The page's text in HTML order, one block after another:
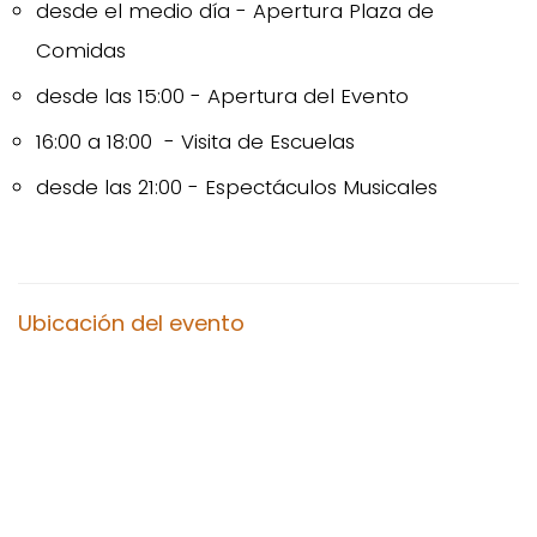
desde el medio día - Apertura Plaza de
Comidas
desde las 15:00 - Apertura del Evento ​
16:00 a 18:00 - Visita de Escuelas
desde las 21:00 - Espectáculos Musicales
Ubicación del evento